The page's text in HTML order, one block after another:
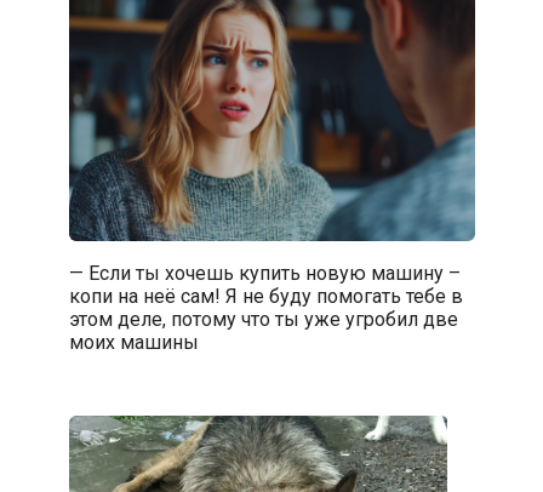
— Если ты хочешь купить новую машину –
копи на неё сам! Я не буду помогать тебе в
этом деле, потому что ты уже угробил две
моих машины